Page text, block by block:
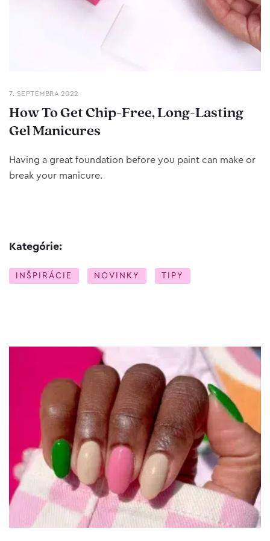
7. SEPTEMBRA 2022
How To Get Chip-Free, Long-Lasting
Gel Manicures
Having a great foundation before you paint can make or
break your manicure.
Kategórie:
INŠPIRÁCIE NOVINKY TIPY